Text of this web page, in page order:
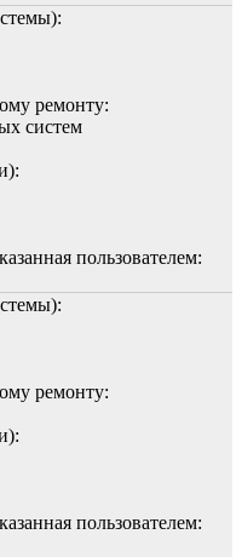
ремонту:
систем
пользователем:
ремонту:
пользователем: